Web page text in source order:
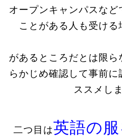
オープンキャンパスなど
ことがある人も受ける
があるところだとは限
らかじめ確認して事前
ススメし
二つ目は英語の